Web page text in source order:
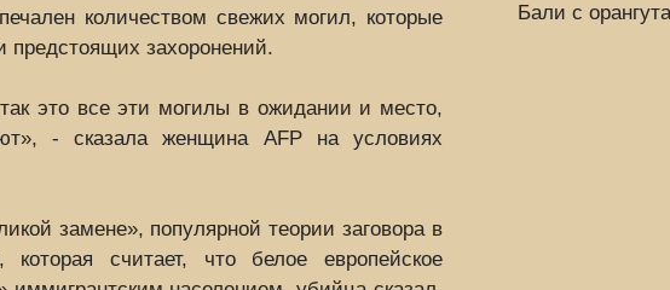
количеством свежих могил, которые
захоронений.
это все эти могилы в ожидании и место,
- сказала женщина AFP на условиях
замене», популярной теории заговора в
которая считает, что белое европейское
Бали с